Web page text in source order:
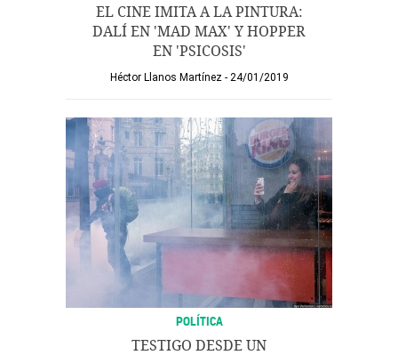
EL CINE IMITA A LA PINTURA:
DALÍ EN 'MAD MAX' Y HOPPER
EN 'PSICOSIS'
Héctor Llanos Martínez 24/01/2019
POLÍTICA
TESTIGO DESDE UN